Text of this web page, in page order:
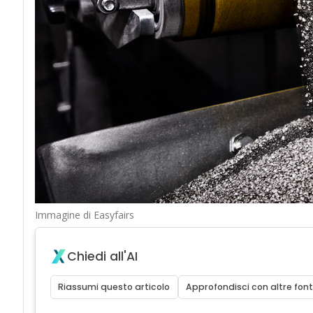
Immagine di Easyfairs
Chiedi all'AI
Riassumi questo articolo Approfondisci con altre